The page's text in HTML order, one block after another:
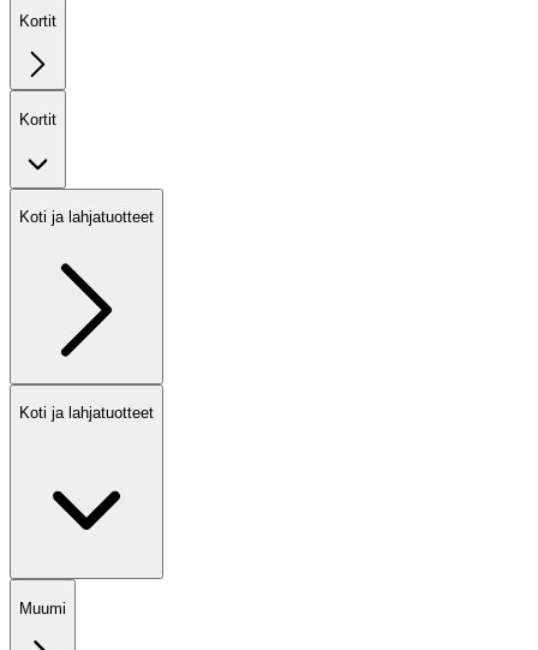
Kortit
Kortit
Koti ja lahjatuotteet
Koti ja lahjatuotteet
Muumi